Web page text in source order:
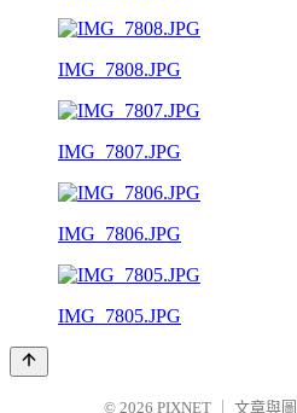
IMG_7808.JPG
IMG_7807.JPG
IMG_7806.JPG
IMG_7805.JPG
© 2026 PIXNET 文章與